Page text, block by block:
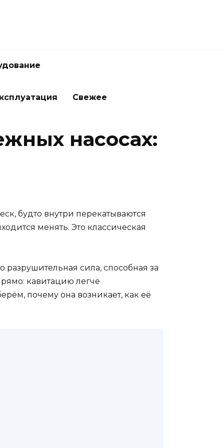
Свежее
насосах:
будто внутри перекатываются
менять. Это классическая
разрушительная сила, способная за
кавитацию легче
почему она возникает, как её